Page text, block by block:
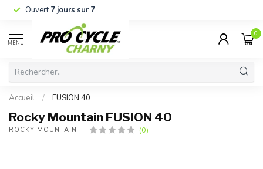
Ouvert7 jours sur 7
MENU
0
Accueil / FUSION 40
Rocky Mountain FUSION 40
ROCKY MOUNTAIN (0)